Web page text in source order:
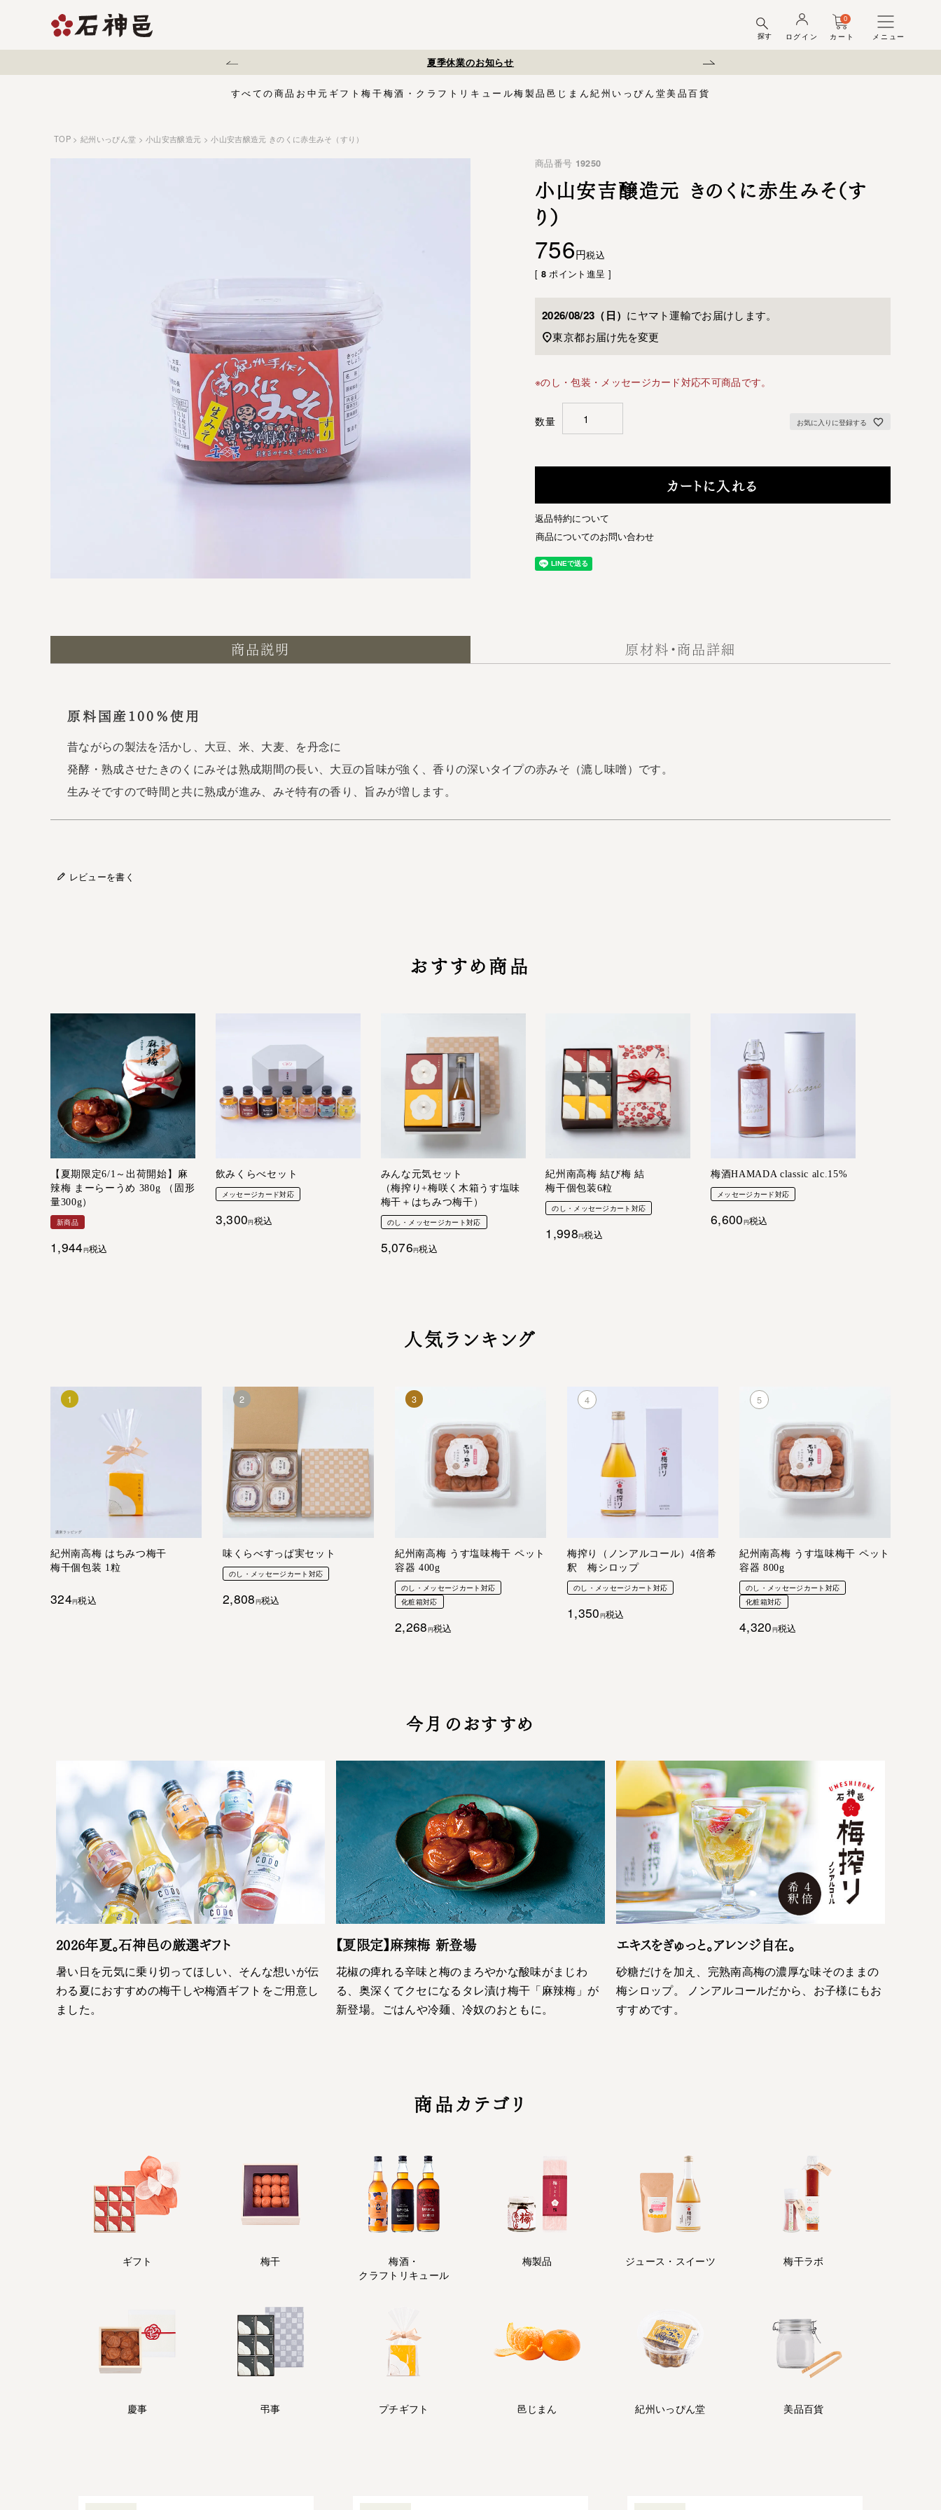
探す ログイン カート
0
メニュー
夏季休業のお知らせ
すべての商品 お中元 ギフト
お中元・夏ギフト ギフトセット
梅干
【夏限定】麻辣梅味くらべセットうす塩味梅干
中川政七商店
花ふきん包み
梅酒・クラフトリキュール
梅酒HAMADA
イシガミアンド
梅製品
ジュース・スイーツ 梅搾り
邑じまん紀州いっぴん堂美品百貨
TOP 紀州いっぴん堂 小山安吉醸造元 小山安吉醸造元 きのくに赤生みそ（すり）
商品番号 19250
小山安吉醸造元 きのくに赤生みそ（す
り）
756
税込
[ 8 ポイント進呈 ]
2026/08/23（日） にヤマト運輸でお届けします。
東京都お届け先を変更
※のし・包装・メッセージカード対応不可商品です。
お気に入りに登録する
カートに入れる
返品特約について
商品についてのお問い合わせ
商品説明 原材料・商品詳細
原料国産100％使用
昔ながらの製法を活かし、大豆、米、大麦、を丹念に
発酵・熟成させたきのくにみそは熟成期間の長い、大豆の旨味が強く、香りの深いタイプの赤みそ（漉し味噌）です。
生みそですので時間と共に熟成が進み、みそ特有の香り、旨みが増します。
レビューを書く
おすすめ商品
【夏期限定6/1～出荷開始】麻
辣梅 まーらーうめ 380g （固形
量300g）
新商品
1,944 税込
飲みくらべセット
メッセージカード対応
3,300 税込
みんな元気セット
（梅搾り+梅咲く木箱うす塩味
梅干＋はちみつ梅干）
のし・メッセージカート対応
5,076 税込
紀州南高梅 結び梅 結
梅干個包装6粒
のし・メッセージカート対応
1,998 税込
梅酒HAMADA classic alc.15%
メッセージカード対応
6,600 税込
人気ランキング
紀州南高梅 はちみつ梅干
梅干個包装 1粒
324 税込
味くらべすっぱ実セット
のし・メッセージカート対応
2,808 税込
紀州南高梅 うす塩味梅干 ペット
容器 400g
のし・メッセージカート対応
化粧箱対応
2,268 税込
梅搾り（ノンアルコール）4倍希
釈 梅シロップ
のし・メッセージカート対応
1,350 税込
紀州南高梅 うす塩味梅干 ペット
容器 800g
のし・メッセージカート対応
化粧箱対応
4,320 税込
今月のおすすめ
2026年夏。石神邑の厳選ギフト
暑い日を元気に乗り切ってほしい、そんな想いが伝
わる夏におすすめの梅干しや梅酒ギフトをご用意し
ました。
【夏限定】麻辣梅 新登場
花椒の痺れる辛味と梅のまろやかな酸味がまじわ
る、奥深くてクセになるタレ漬け梅干「麻辣梅」が
新登場。ごはんや冷麺、冷奴のおともに。
エキスをぎゅっと。アレンジ自在。
砂糖だけを加え、完熟南高梅の濃厚な味そのままの
梅シロップ。 ノンアルコールだから、お子様にもお
すすめです。
商品カテゴリ
ギフト 梅干
梅酒・
クラフトリキュール
梅製品 ジュース・ スイーツ 梅干ラボ
慶事 弔事 プチギフト 邑じまん 紀州いっぴん堂 美品百貨